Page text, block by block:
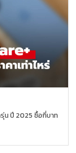
น ปี 2025 ซื้อกี่บาท